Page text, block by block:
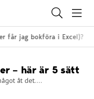
jag bokföra i Excel)?
– här är 5 sätt
åt det....